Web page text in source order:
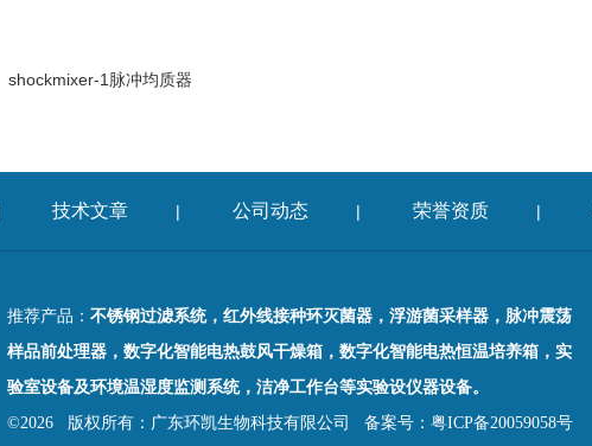
shockmixer-1脉冲均质器
技术文章 | 公司动态 | 荣誉资质 |
推荐产品： 不锈钢过滤系统，红外线接种环灭菌器，浮游菌采样器，脉冲震荡
样品前处理器，数字化智能电热鼓风干燥箱，数字化智能电热恒温培养箱，实
验室设备及环境温湿度监测系统，洁净工作台等实验设仪器设备。
©2026 版权所有：广东环凯生物科技有限公司 备案号：粤ICP备20059058号